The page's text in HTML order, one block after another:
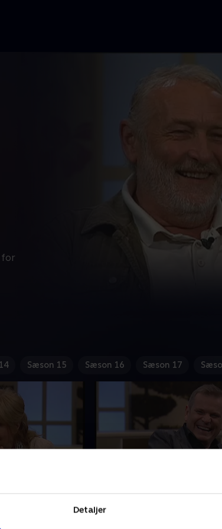
Detaljer
for
Sæson 15 Sæson 16 Sæson 17
ferieflirt, at
Tidligere forsvarsminister